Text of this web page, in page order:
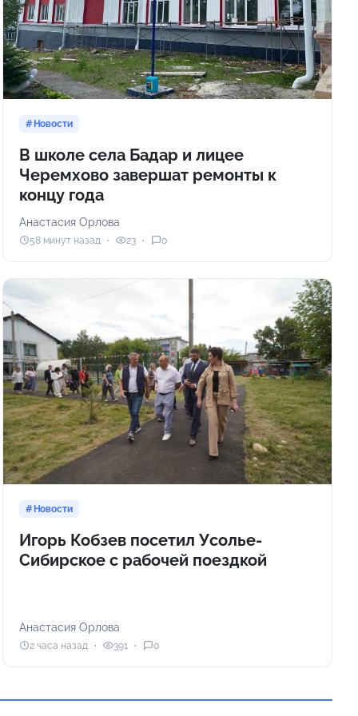
Новости
В школе села Бадар и лицее
Черемхово завершат ремонты к
концу года
Анастасия Орлова
58 минут назад 23 0
Новости
Игорь Кобзев посетил Усолье-
Сибирское с рабочей поездкой
Анастасия Орлова
2 часа назад 391 0